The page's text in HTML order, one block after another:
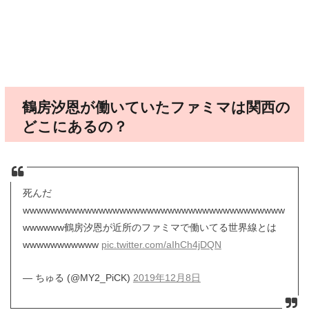
鶴房汐恩が働いていたファミマは関西の
どこにあるの？
死んだ
wwwwwwwwwwwwwwwwwwwwwwwwwwwwwwwwwwwwww
wwwwww鶴房汐恩が近所のファミマで働いてる世界線とは
wwwwwwwwwww pic.twitter.com/aIhCh4jDQN
— ちゅる (@MY2_PiCK) 2019年12月8日